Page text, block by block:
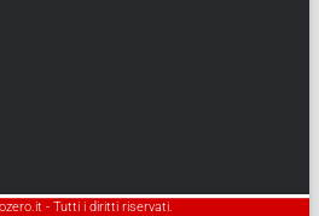
- Tutti i diritti riservati.